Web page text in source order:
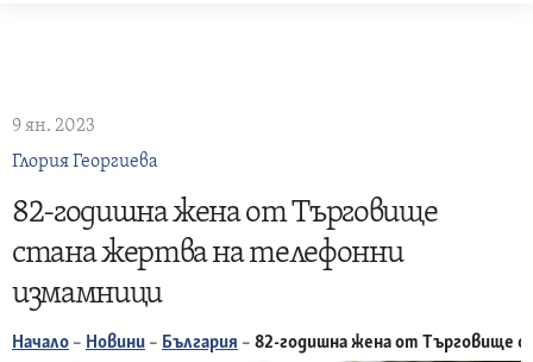
9 ян. 2023
Глория Георгиева
82-годишна жена от Търговище
стана жертва на телефонни
измамници
Начало – Новини – България – 82-годишна жена от Търговище